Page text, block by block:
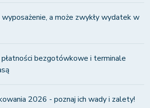
wyposażenie, a może zwykły wydatek w
bezgotówkowe i terminale
2026 - poznaj ich wady i zalety!